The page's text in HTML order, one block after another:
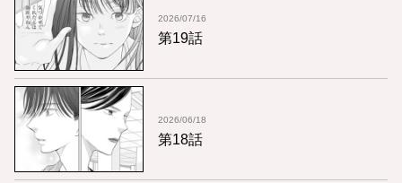
2026/07/16
第19話
2026/06/18
第18話